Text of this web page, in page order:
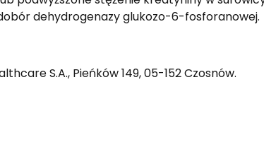
dehydrogenazy glukozo-6-fosforanowej.
S.A., Pieńków 149, 05-152 Czosnów.